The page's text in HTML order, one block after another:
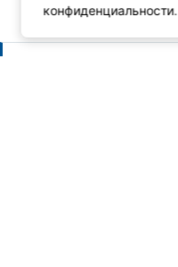
конфиденциальности.